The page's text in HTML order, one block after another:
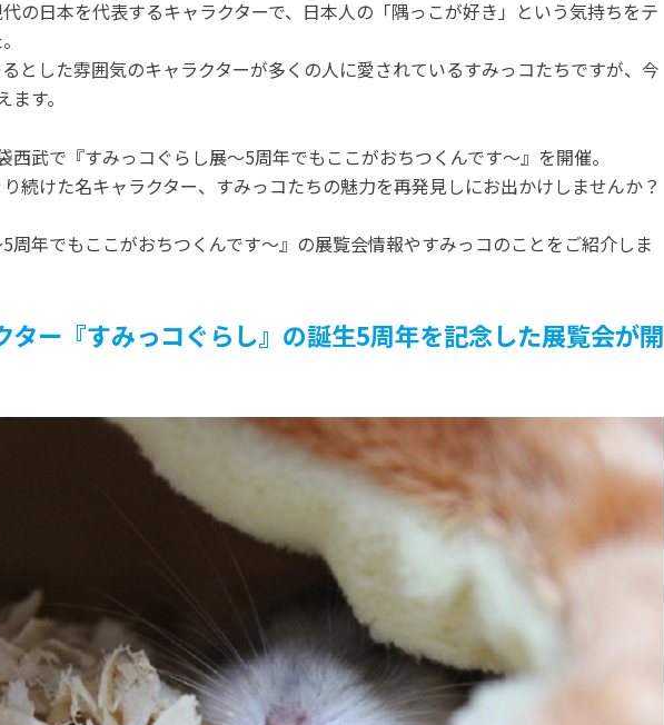
の日本を代表するキャラクターで、日本人の「隅っこが好き」という気持ちをテ
とした雰囲気のキャラクターが多くの人に愛されているすみっコたちですが、今
す。
西武で『すみっコぐらし展～5周年でもここがおちつくんです～』を開催。
続けた名キャラクター、すみっコたちの魅力を再発見しにお出かけしませんか？
周年でもここがおちつくんです～』の展覧会情報やすみっコのことをご紹介しま
ター『すみっコぐらし』の誕生5周年を記念した展覧会が開